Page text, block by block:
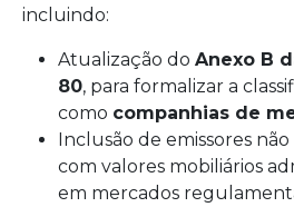
incluindo:
Atualização do Anexo B
80, para formalizar a
como companhias de
Inclusão de emissores
com valores mobiliários
em mercados